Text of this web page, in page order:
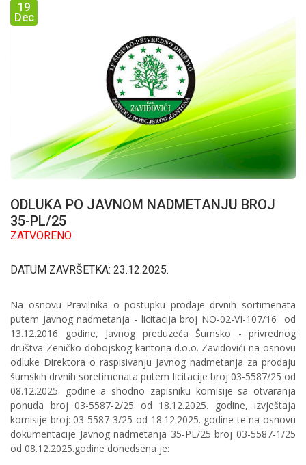
19
Dec
ODLUKA PO JAVNOM NADMETANJU BROJ
35-PL/25
ZATVORENO
DATUM ZAVRŠETKA: 23.12.2025.
Na osnovu Pravilnika o postupku prodaje drvnih sortimenata
putem Javnog nadmetanja - licitacija broj NO-02-VI-107/16 od
13.12.2016 godine, Javnog preduzeća Šumsko - privrednog
društva Zeničko-dobojskog kantona d.o.o. Zavidovići na osnovu
odluke Direktora o raspisivanju Javnog nadmetanja za prodaju
šumskih drvnih soretimenata putem licitacije broj 03-5587/25 od
08.12.2025. godine a shodno zapisniku komisije sa otvaranja
ponuda broj 03-5587-2/25 od 18.12.2025. godine, izvještaja
komisije broj: 03-5587-3/25 od 18.12.2025. godine te na osnovu
dokumentacije Javnog nadmetanja 35-PL/25 broj 03-5587-1/25
od 08.12.2025.godine donedsena je: